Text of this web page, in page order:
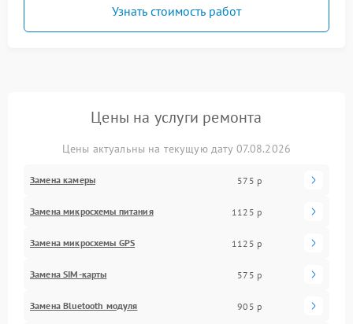
Узнать стоимость работ
Цены на услуги ремонта
Цены актуальны на текущую дату 07.08.2026
Замена камеры 575 р
Замена микросхемы питания 1125 р
Замена микросхемы GPS 1125 р
Замена SIM-карты 575 р
Замена Bluetooth модуля 905 р